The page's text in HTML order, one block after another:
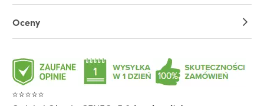
Oceny
⭐⭐⭐⭐⭐